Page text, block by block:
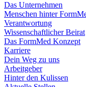
Das Unternehmen
Menschen hinter
Verantwortung
Wissenschaftlicher Beirat
Das FormMed Konzept
Karriere
Dein Weg zu uns
Arbeitgeber
Hinter den Kulissen